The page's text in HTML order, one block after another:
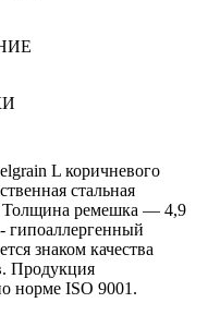
L коричневого
стальная
Толщина ремешка — 4,9
гипоаллергенный
знаком качества
Продукция
норме ISO 9001.